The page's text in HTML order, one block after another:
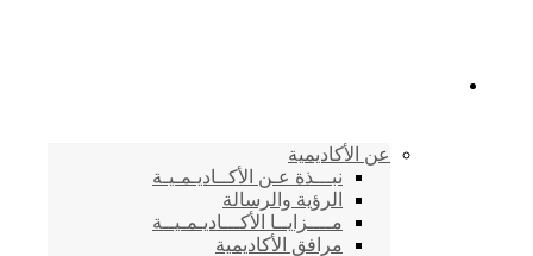
عن الأكاديمية
نبـــذة عـن الأكــاديـمـيـة
الرؤية والرسالة
مــــزايــا الأكـــاديـمـيــة
مرافق الأكاديمية